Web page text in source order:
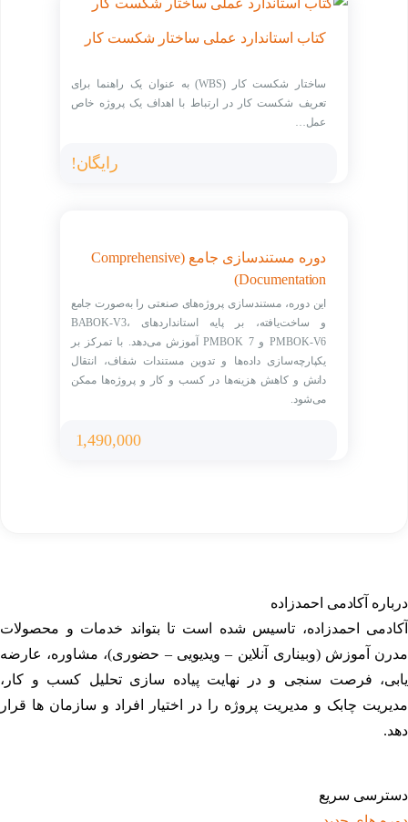
کتاب استاندارد عملی ساختار شکست کار
ساختار شکست کار (WBS) به عنوان یک راهنما برای
تعریف شکست کار در ارتباط با اهداف یک پروژه خاص
عمل…
رایگان!
دوره مستندسازی جامع (Comprehensive
Documentation)
این دوره، مستندسازی پروژه‌های صنعتی را به‌صورت جامع
و ساخت‌یافته، بر پایه استانداردهای BABOK-V3،
PMBOK-V6 و PMBOK 7 آموزش می‌دهد. با تمرکز بر
یکپارچه‌سازی داده‌ها و تدوین مستندات شفاف، انتقال
دانش و کاهش هزینه‌ها در کسب و کار و پروژه‌ها ممکن
می‌شود.
1,490,000
درباره آکادمی احمدزاده
آکادمی احمدزاده، تاسیس شده است تا بتواند خدمات و محصولات
مدرن آموزش (وبیناری آنلاین – ویدیویی – حضوری)، مشاوره، عارضه
یابی، فرصت سنجی و در نهایت پیاده سازی تحلیل کسب و کار،
مدیریت چابک و مدیریت پروژه را در اختیار افراد و سازمان ها قرار
دهد.
دسترسی سریع